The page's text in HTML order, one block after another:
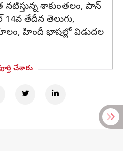
శాకుంతలం, పాన్
తేదీన తెలుగు,
హిందీ భాషల్లో విడుదల
చేశారు